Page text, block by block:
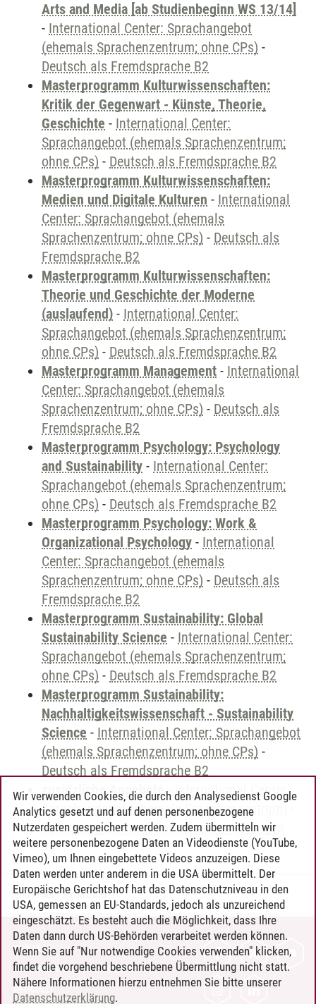
Arts and Media [ab Studienbeginn WS 13/14]
- International Center: Sprachangebot
(ehemals Sprachenzentrum; ohne CPs) -
Deutsch als Fremdsprache B2
Masterprogramm Kulturwissenschaften:
Kritik der Gegenwart - Künste, Theorie,
Geschichte - International Center:
Sprachangebot (ehemals Sprachenzentrum;
ohne CPs) - Deutsch als Fremdsprache B2
Masterprogramm Kulturwissenschaften:
Medien und Digitale Kulturen - International
Center: Sprachangebot (ehemals
Sprachenzentrum; ohne CPs) - Deutsch als
Fremdsprache B2
Masterprogramm Kulturwissenschaften:
Theorie und Geschichte der Moderne
(auslaufend) - International Center:
Sprachangebot (ehemals Sprachenzentrum;
ohne CPs) - Deutsch als Fremdsprache B2
Masterprogramm Management - International
Center: Sprachangebot (ehemals
Sprachenzentrum; ohne CPs) - Deutsch als
Fremdsprache B2
Masterprogramm Psychology: Psychology
and Sustainability - International Center:
Sprachangebot (ehemals Sprachenzentrum;
ohne CPs) - Deutsch als Fremdsprache B2
Masterprogramm Psychology: Work &
Organizational Psychology - International
Center: Sprachangebot (ehemals
Sprachenzentrum; ohne CPs) - Deutsch als
Fremdsprache B2
Masterprogramm Sustainability: Global
Sustainability Science - International Center:
Sprachangebot (ehemals Sprachenzentrum;
ohne CPs) - Deutsch als Fremdsprache B2
Masterprogramm Sustainability:
Nachhaltigkeitswissenschaft - Sustainability
Science - International Center: Sprachangebot
(ehemals Sprachenzentrum; ohne CPs) -
Deutsch als Fremdsprache B2
zusätzliche Angebote- International Center:
Sprachangebot (ehemals Sprachenzentrum)
Sprachangebot und Sonderveranstaltungen
Timo Leder/30.06.2024
KONTAKT
LEUPHANA ALS ARBEITGEBER
INTRANET
Wir verwenden Cookies, die durch den Analysedienst Google
Analytics gesetzt und auf denen personenbezogene
Nutzerdaten gespeichert werden. Zudem übermitteln wir
weitere personenbezogene Daten an Videodienste (YouTube,
Vimeo), um Ihnen eingebettete Videos anzuzeigen. Diese
Daten werden unter anderem in die USA übermittelt. Der
Europäische Gerichtshof hat das Datenschutzniveau in den
USA, gemessen an EU-Standards, jedoch als unzureichend
eingeschätzt. Es besteht auch die Möglichkeit, dass Ihre
Daten dann durch US-Behörden verarbeitet werden können.
Wenn Sie auf "Nur notwendige Cookies verwenden" klicken,
findet die vorgehend beschriebene Übermittlung nicht statt.
Nähere Informationen hierzu entnehmen Sie bitte unserer
Datenschutzerklärung.